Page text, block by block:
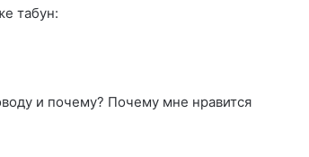
табун:
и почему? Почему мне нравится